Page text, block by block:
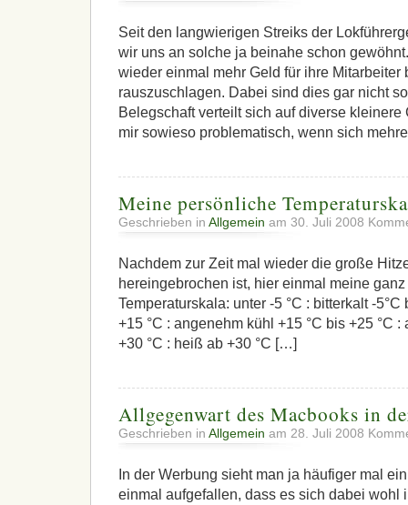
Seit den langwierigen Streiks der
wir uns an solche ja beinahe schon
wieder einmal mehr Geld für ihre Mitarbeiter
rauszuschlagen. Dabei sind dies gar nicht
Belegschaft verteilt sich auf diverse kleinere
mir sowieso problematisch, wenn sich
Meine persönliche
Geschrieben in Allgemein am 30. Juli 2008
Nachdem zur Zeit mal wieder die große
hereingebrochen ist, hier einmal meine
Temperaturskala: unter -5 °C : bitterkalt -5°C
+15 °C : angenehm kühl +15 °C bis +25 °C
+30 °C : heiß ab +30 °C […]
Allgegenwart des Macbooks in
Geschrieben in Allgemein am 28. Juli 2008
In der Werbung sieht man ja häufiger mal
einmal aufgefallen, dass es sich dabei wohl